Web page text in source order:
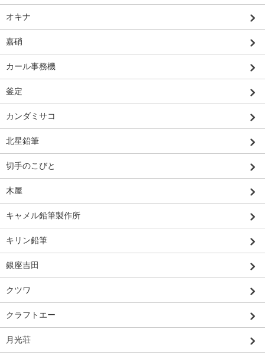
オキナ
嘉硝
カール事務機
釜定
カンダミサコ
北星鉛筆
切手のこびと
木屋
キャメル鉛筆製作所
キリン鉛筆
銀座吉田
クツワ
クラフトエー
月光荘